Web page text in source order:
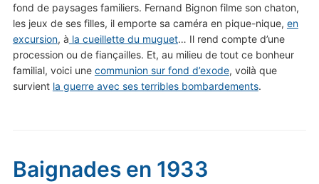
fond de paysages familiers. Fernand Bignon filme son chaton,
les jeux de ses filles, il emporte sa caméra en pique-nique, en
excursion, à la cueillette du muguet… Il rend compte d’une
procession ou de fiançailles. Et, au milieu de tout ce bonheur
familial, voici une communion sur fond d’exode, voilà que
survient la guerre avec ses terribles bombardements.
Baignades en 1933